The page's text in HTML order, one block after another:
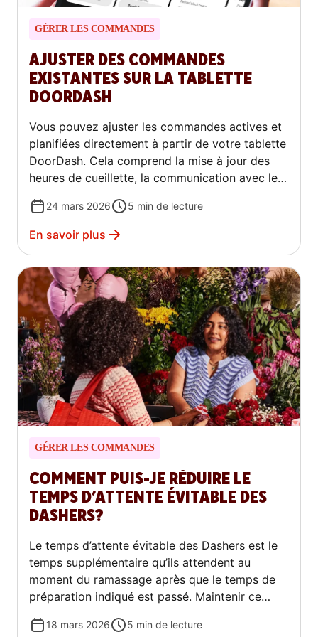
GÉRER LES COMMANDES
AJUSTER DES COMMANDES
EXISTANTES SUR LA TABLETTE
DOORDASH
Vous pouvez ajuster les commandes actives et
planifiées directement à partir de votre tablette
DoorDash. Cela comprend la mise à jour des
heures de cueillette, la communication avec les
rupture de stock, l’émission de remboursements
ou de remplacements et la communication avec
le Service de soutien, le tout à partir de l’écran
24 mars 2026 5 min de lecture
En savoir plus
GÉRER LES COMMANDES
COMMENT PUIS-JE RÉDUIRE LE
TEMPS D’ATTENTE ÉVITABLE DES
DASHERS?
Le temps d’attente évitable des Dashers est le
temps supplémentaire qu’ils attendent au
moment du ramassage après que le temps de
préparation indiqué est passé. Maintenir ce
livraisons, améliore la satisfaction des clients et
18 mars 2026 5 min de lecture